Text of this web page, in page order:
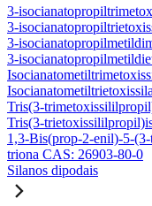
3-
3-
3-
3-
Tris(3-
Tris(3-
1,3-Bis(prop-2-enil)-5-
triona CAS: 26903-80-0
Silanos dipodais